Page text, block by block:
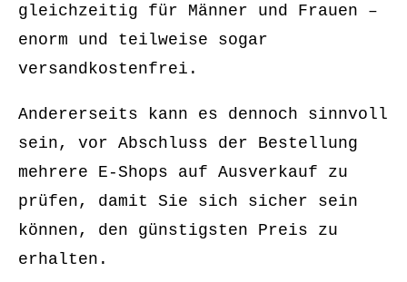
gleichzeitig für Männer und Frauen –
enorm und teilweise sogar
versandkostenfrei.
Andererseits kann es dennoch sinnvoll
sein, vor Abschluss der Bestellung
mehrere E-Shops auf Ausverkauf zu
prüfen, damit Sie sich sicher sein
können, den günstigsten Preis zu
erhalten.